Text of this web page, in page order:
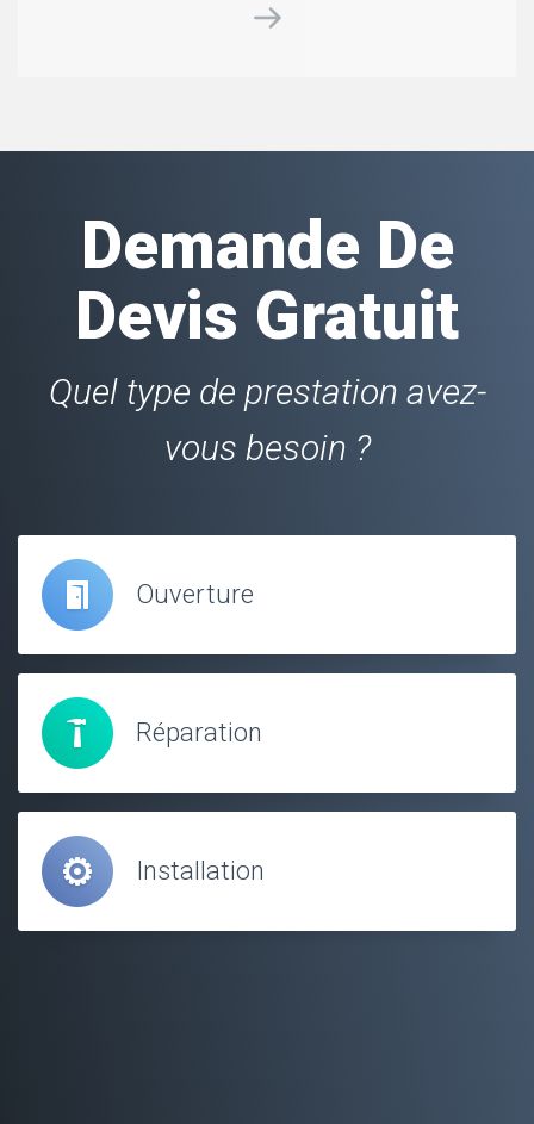
Demande De
Devis Gratuit
Quel type de prestation avez-
vous besoin ?
Ouverture
Réparation
Installation